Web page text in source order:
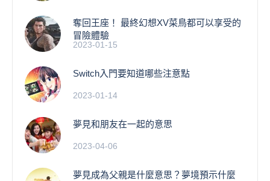
奪回王座！ 最終幻想XV菜鳥都可以享受的
冒險體驗
2023-01-15
Switch入門要知道哪些注意點
2023-01-14
夢見和朋友在一起的意思
2023-04-06
夢見成為父親是什麼意思？夢境預示什麼